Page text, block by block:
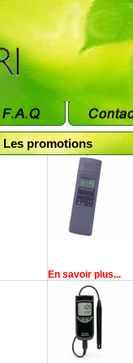
Les promotions
En savoir plus...